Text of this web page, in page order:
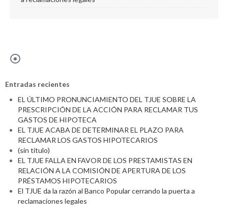
Entradas recientes
EL ÚLTIMO PRONUNCIAMIENTO DEL TJUE SOBRE LA
PRESCRIPCIÓN DE LA ACCIÓN PARA RECLAMAR TUS
GASTOS DE HIPOTECA
EL TJUE ACABA DE DETERMINAR EL PLAZO PARA
RECLAMAR LOS GASTOS HIPOTECARIOS
(sin título)
EL TJUE FALLA EN FAVOR DE LOS PRESTAMISTAS EN
RELACIÓN A LA COMISIÓN DE APERTURA DE LOS
PRÉSTAMOS HIPOTECARIOS
El TJUE da la razón al Banco Popular cerrando la puerta a
reclamaciones legales